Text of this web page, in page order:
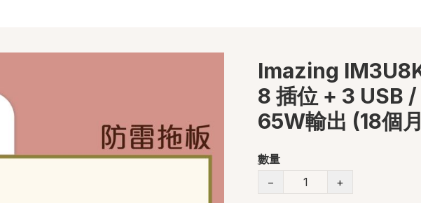
Imazing
8 插位 + 3 USB
65W輸出 (18個
數量
−
+